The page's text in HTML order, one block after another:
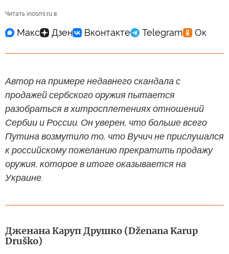
Читать inosmi.ru в
Автор на примере недавнего скандала с
продажей сербского оружия пытается
разобраться в хитросплетениях отношений
Сербии и России. Он уверен, что больше всего
Путина возмутило то, что Вучич не прислушался
к российскому пожеланию прекратить продажу
оружия, которое в итоге оказывается на
Украине.
Дженана Каруп Друшко (Dženana Karup
Druško)